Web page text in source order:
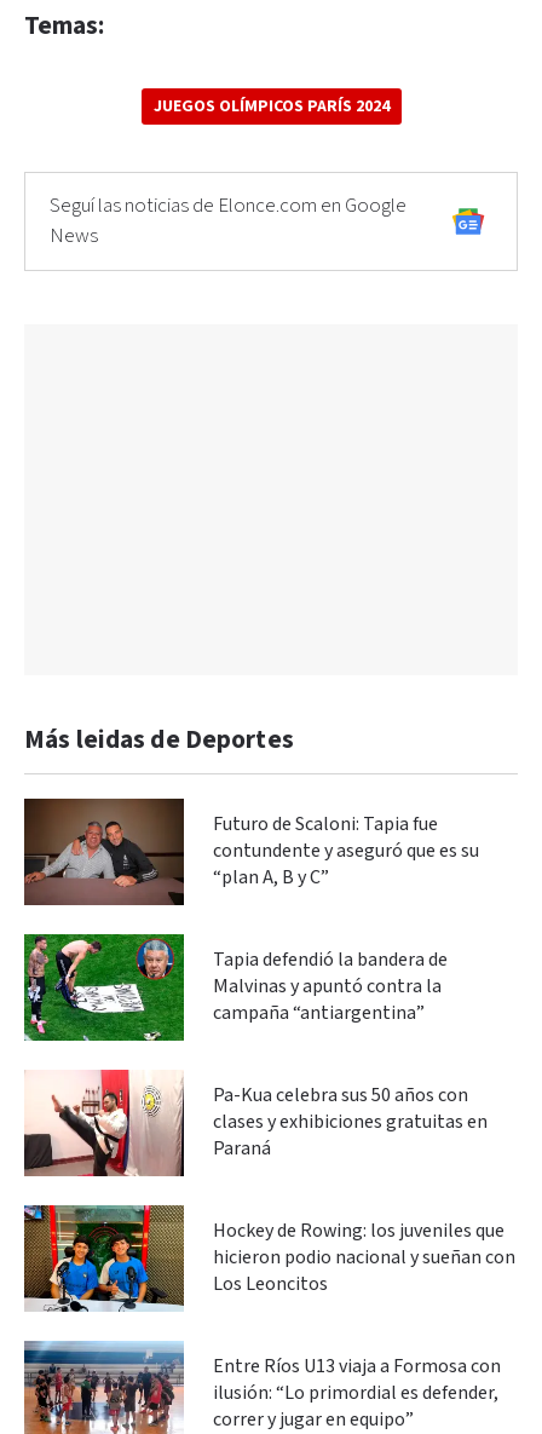
Temas:
JUEGOS OLÍMPICOS PARÍS 2024
Seguí las noticias de Elonce.com en Google
News
Más leidas de Deportes
Futuro de Scaloni: Tapia fue
contundente y aseguró que es su
“plan A, B y C”
Tapia defendió la bandera de
Malvinas y apuntó contra la
campaña “antiargentina”
Pa-Kua celebra sus 50 años con
clases y exhibiciones gratuitas en
Paraná
Hockey de Rowing: los juveniles que
hicieron podio nacional y sueñan con
Los Leoncitos
Entre Ríos U13 viaja a Formosa con
ilusión: “Lo primordial es defender,
correr y jugar en equipo”